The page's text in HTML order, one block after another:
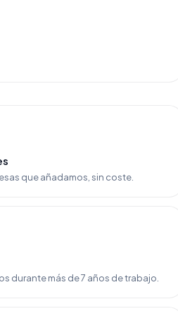
que añadamos, sin coste.
durante más de 7 años de trabajo.